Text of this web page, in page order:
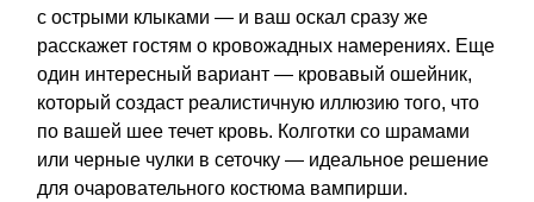
с острыми клыками — и ваш оскал сразу же
расскажет гостям о кровожадных намерениях. Еще
один интересный вариант — кровавый ошейник,
который создаст реалистичную иллюзию того, что
по вашей шее течет кровь. Колготки со шрамами
или черные чулки в сеточку — идеальное решение
для очаровательного костюма вампирши.